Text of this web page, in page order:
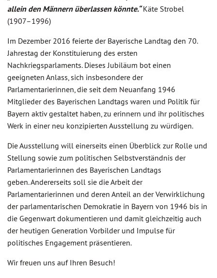
allein den Männern überlassen könnte.“Käte Strobel
(1907–1996)
Im Dezember 2016 feierte der Bayerische Landtag den 70.
Jahrestag der Konstituierung des ersten
Nachkriegsparlaments. Dieses Jubiläum bot einen
geeigneten Anlass, sich insbesondere der
Parlamentarierinnen, die seit dem Neuanfang 1946
Mitglieder des Bayerischen Landtags waren und Politik für
Bayern aktiv gestaltet haben, zu erinnern und ihr politisches
Werk in einer neu konzipierten Ausstellung zu würdigen.
Die Ausstellung will einerseits einen Überblick zur Rolle und
Stellung sowie zum politischen Selbstverständnis der
Parlamentarierinnen des Bayerischen Landtags
geben. Andererseits soll sie die Arbeit der
Parlamentarierinnen und deren Anteil an der Verwirklichung
der parlamentarischen Demokratie in Bayern von 1946 bis in
die Gegenwart dokumentieren und damit gleichzeitig auch
der heutigen Generation Vorbilder und Impulse für
politisches Engagement präsentieren.
Wir freuen uns auf Ihren Besuch!